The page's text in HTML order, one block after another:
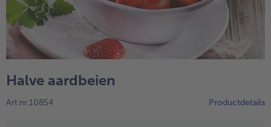
High Protein
alleHigh Protein
Veggie & Vegan
Halve aardbeien
Art.nr.10854 Productdetails